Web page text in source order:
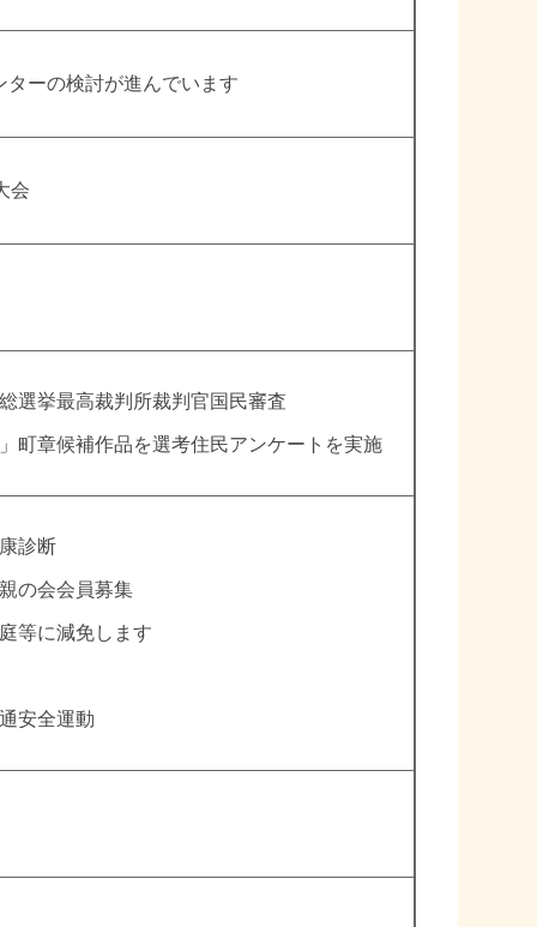
ターの検討が進んでいます
会
選挙最高裁判所裁判官国民審査
町章候補作品を選考住民アンケートを実施
診断
の会会員募集
等に減免します
安全運動